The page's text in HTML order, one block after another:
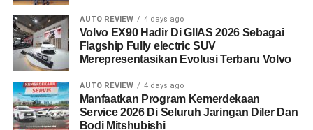
AUTO REVIEW 4 days ago
Volvo EX90 Hadir Di GIIAS 2026 Sebagai
Flagship Fully electric SUV
Merepresentasikan Evolusi Terbaru Volvo
AUTO REVIEW 4 days ago
Manfaatkan Program Kemerdekaan
Service 2026 Di Seluruh Jaringan Diler Dan
Bodi Mitshubishi